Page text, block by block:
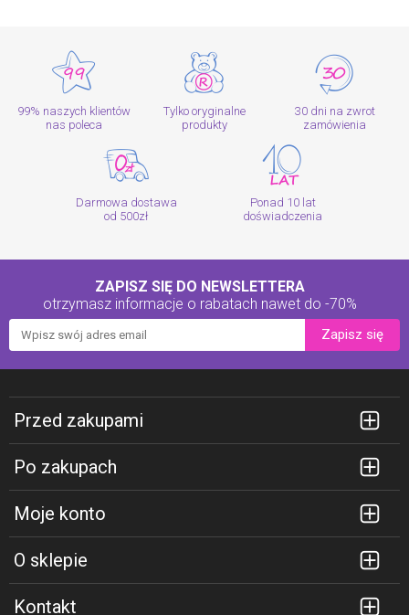
99% naszych klientów
nas poleca
Tylko oryginalne
produkty
30 dni na zwrot
zamówienia
Darmowa dostawa
od 500zł
Ponad 10 lat
doświadczenia
ZAPISZ SIĘ DO NEWSLETTERA
otrzymasz informacje o rabatach nawet do -70%
Zapisz się
Przed zakupami
Po zakupach
Moje konto
O sklepie
Kontakt